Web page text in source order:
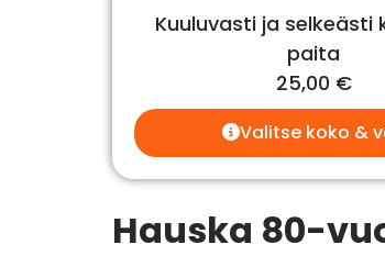
Kuuluvasti ja selkeästi
paita
25,00 €
Valitse koko &
Hauska 80-